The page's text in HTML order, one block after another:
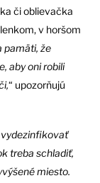
či oblievačka
v horšom
pamäti, že
aby oni robili
“ upozorňujú
vydezinfikovať
treba schladiť,
miesto.